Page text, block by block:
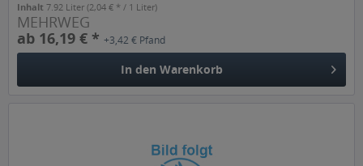
Inhalt7.92 Liter(2,04 € * / 1 Liter)
MEHRWEG
ab 16,19 € *+3,42 € Pfand
In den Warenkorb